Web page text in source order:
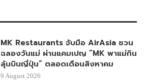
MK Restaurants จับมือ AirAsia ชวน
ฉลองวันแม่ ผ่านแคมเปญ “MK พาแม่กิน
ลุ้นบินญี่ปุ่น” ตลอดเดือนสิงหาคม
9 August 2026